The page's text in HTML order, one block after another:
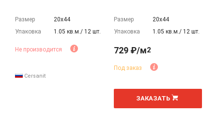
Размер
20х44
Упаковка
1.05 кв.м./ 12 шт.
Не производится
Cersanit
Размер
20х44
Упаковка
1.05 кв.м./ 12 шт.
729 ₽/м2
Под заказ
м
ЗАКАЗАТЬ